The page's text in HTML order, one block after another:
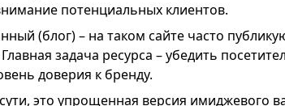
потенциальных клиентов.
(блог) – на таком сайте часто
задача ресурса – убедить
доверия к бренду.
это упрощенная версия имиджевого